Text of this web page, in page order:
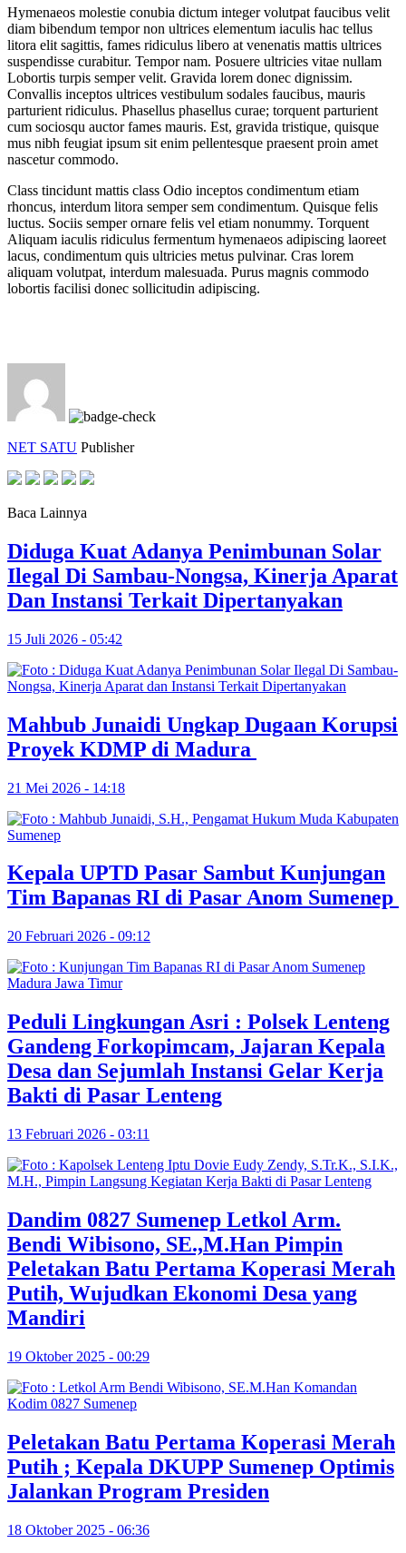
Hymenaeos molestie conubia dictum integer volutpat faucibus velit
diam bibendum tempor non ultrices elementum iaculis hac tellus
litora elit sagittis, fames ridiculus libero at venenatis mattis ultrices
suspendisse curabitur. Tempor nam. Posuere ultricies vitae nullam
Lobortis turpis semper velit. Gravida lorem donec dignissim.
Convallis inceptos ultrices vestibulum sodales faucibus, mauris
parturient ridiculus. Phasellus phasellus curae; torquent parturient
cum sociosqu auctor fames mauris. Est, gravida tristique, quisque
mus nibh feugiat ipsum sit enim pellentesque praesent proin amet
nascetur commodo.
Class tincidunt mattis class Odio inceptos condimentum etiam
rhoncus, interdum litora semper sem condimentum. Quisque felis
luctus. Sociis semper ornare felis vel etiam nonummy. Torquent
Aliquam iaculis ridiculus fermentum hymenaeos adipiscing laoreet
lacus, condimentum quis ultricies metus pulvinar. Cras lorem
aliquam volutpat, interdum malesuada. Purus magnis commodo
lobortis facilisi donec sollicitudin adipiscing.
NET SATU Publisher
Baca Lainnya
Diduga Kuat Adanya Penimbunan Solar
Ilegal Di Sambau-Nongsa, Kinerja Aparat
Dan Instansi Terkait Dipertanyakan
15 Juli 2026 - 05:42
Mahbub Junaidi Ungkap Dugaan Korupsi
Proyek KDMP di Madura
21 Mei 2026 - 14:18
Kepala UPTD Pasar Sambut Kunjungan
Tim Bapanas RI di Pasar Anom Sumenep
20 Februari 2026 - 09:12
Peduli Lingkungan Asri : Polsek Lenteng
Gandeng Forkopimcam, Jajaran Kepala
Desa dan Sejumlah Instansi Gelar Kerja
Bakti di Pasar Lenteng
13 Februari 2026 - 03:11
Dandim 0827 Sumenep Letkol Arm.
Bendi Wibisono, SE.,M.Han Pimpin
Peletakan Batu Pertama Koperasi Merah
Putih, Wujudkan Ekonomi Desa yang
Mandiri
19 Oktober 2025 - 00:29
Peletakan Batu Pertama Koperasi Merah
Putih ; Kepala DKUPP Sumenep Optimis
Jalankan Program Presiden
18 Oktober 2025 - 06:36